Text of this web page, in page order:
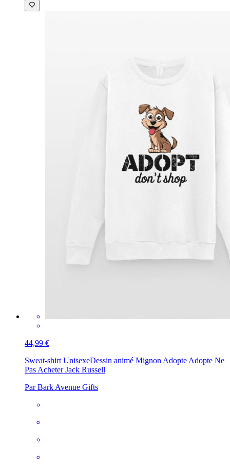
44,99 €
Sweat-shirt UnisexeDessin animé Mignon Adopte Adopte Ne
Pas Acheter Jack Russell
Par Bark Avenue Gifts